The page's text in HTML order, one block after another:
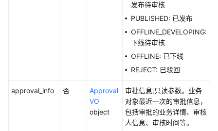
构
发布待审核
PUBLISHED: 已发布
OFFLINE_DEVELOPING:
下线待审核
OFFLINE: 已下线
REJECT: 已驳回
approval_info 否
Approval
VO
object
审批信息,只读参数。业务
对象最近一次的审批信息，
包括审批的业务详情、审核
人信息、审核时间等。